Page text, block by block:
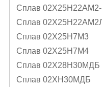
Сплав
Сплав
Сплав 02Х25Н7М3
Сплав 02Х25Н7М4
Сплав 02Х28Н30МДБ
Сплав 02ХН30МДБ